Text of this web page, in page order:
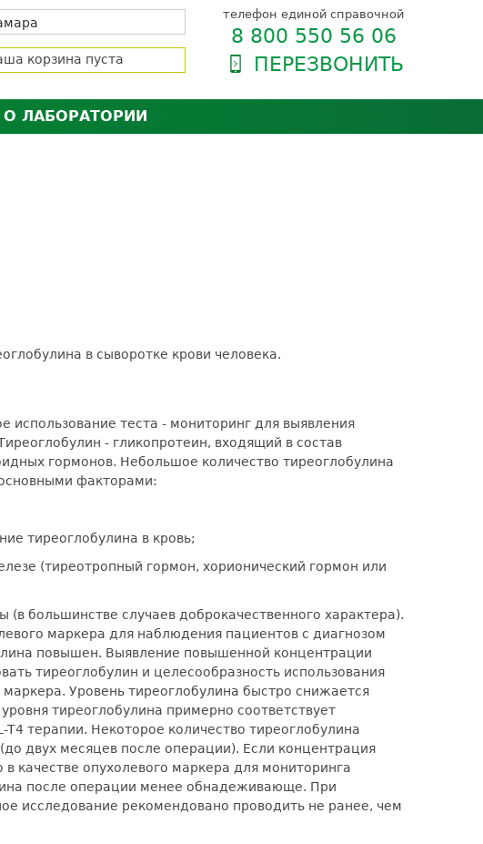
корзина пуста
телефон единой справочной
8 800 550 56 06
ПЕРЕЗВОНИТЬ
О ЛАБОРАТОРИИ
в сыворотке крови человека.
теста - мониторинг для выявления
- гликопротеин, входящий в состав
гормонов. Небольшое количество тиреоглобулина
факторами:
тиреоглобулина в кровь;
(тиреотропный гормон, хорионический гормон или
большинстве случаев доброкачественного характера).
маркера для наблюдения пациентов с диагнозом
повышен. Выявление повышенной концентрации
тиреоглобулин и целесообразность использования
Уровень тиреоглобулина быстро снижается
тиреоглобулина примерно соответствует
терапии. Некоторое количество тиреоглобулина
двух месяцев после операции). Если концентрация
опухолевого маркера для мониторинга
после операции менее обнадеживающе. При
исследование рекомендовано проводить не ранее, чем